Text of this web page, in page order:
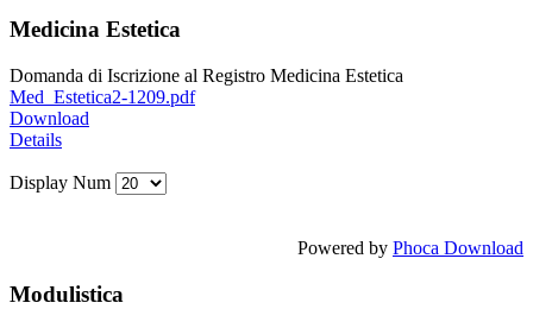
Medicina Estetica
Domanda di Iscrizione al Registro Medicina Estetica
Med_Estetica2-1209.pdf
Download
Details
Display Num
Powered by Phoca Download
Modulistica